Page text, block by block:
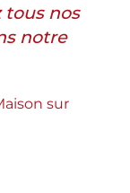
tous nos
notre
sur